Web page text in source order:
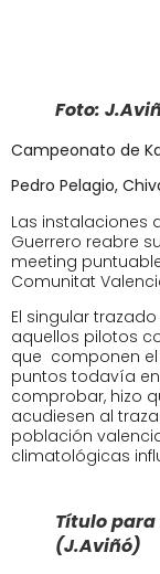
Foto:
Campeonato de
Pedro Pelagio,
Las instalaciones
Guerrero reabre
meeting
Comunitat
El singular
aquellos pilotos
que componen
puntos todavía
comprobar, hizo
acudiesen al
población
climatológicas
Título
(J.Aviñó)